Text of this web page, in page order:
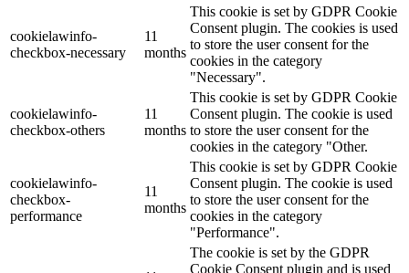
cookielawinfo-
checkbox-necessary
11
months
This cookie is set by GDPR Cookie
Consent plugin. The cookies is used
to store the user consent for the
cookies in the category
"Necessary".
cookielawinfo-
checkbox-others
11
months
This cookie is set by GDPR Cookie
Consent plugin. The cookie is used
to store the user consent for the
cookies in the category "Other.
cookielawinfo-
checkbox-
performance
11
months
This cookie is set by GDPR Cookie
Consent plugin. The cookie is used
to store the user consent for the
cookies in the category
"Performance".
The cookie is set by the GDPR
Cookie Consent plugin and is used